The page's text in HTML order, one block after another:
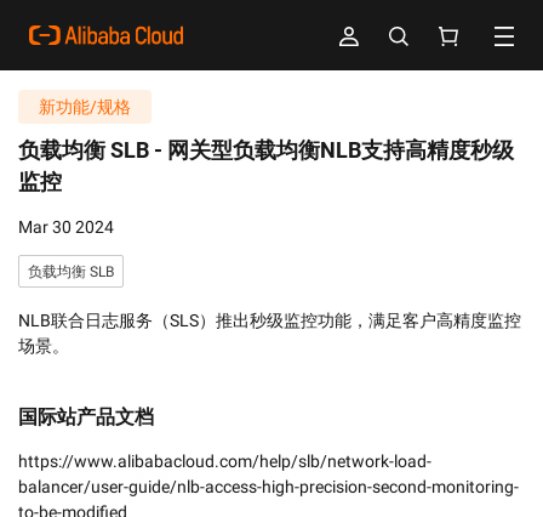
新功能/规格
负载均衡 SLB - 网关型负载均衡NLB支持高精度秒级
监控
Mar 30 2024
负载均衡 SLB
NLB联合日志服务（SLS）推出秒级监控功能，满足客户高精度监控
场景。
国际站产品文档
https://www.alibabacloud.com/help/slb/network-load-
balancer/user-guide/nlb-access-high-precision-second-monitoring-
to-be-modified